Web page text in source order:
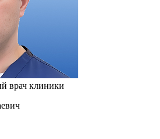
врач клиники